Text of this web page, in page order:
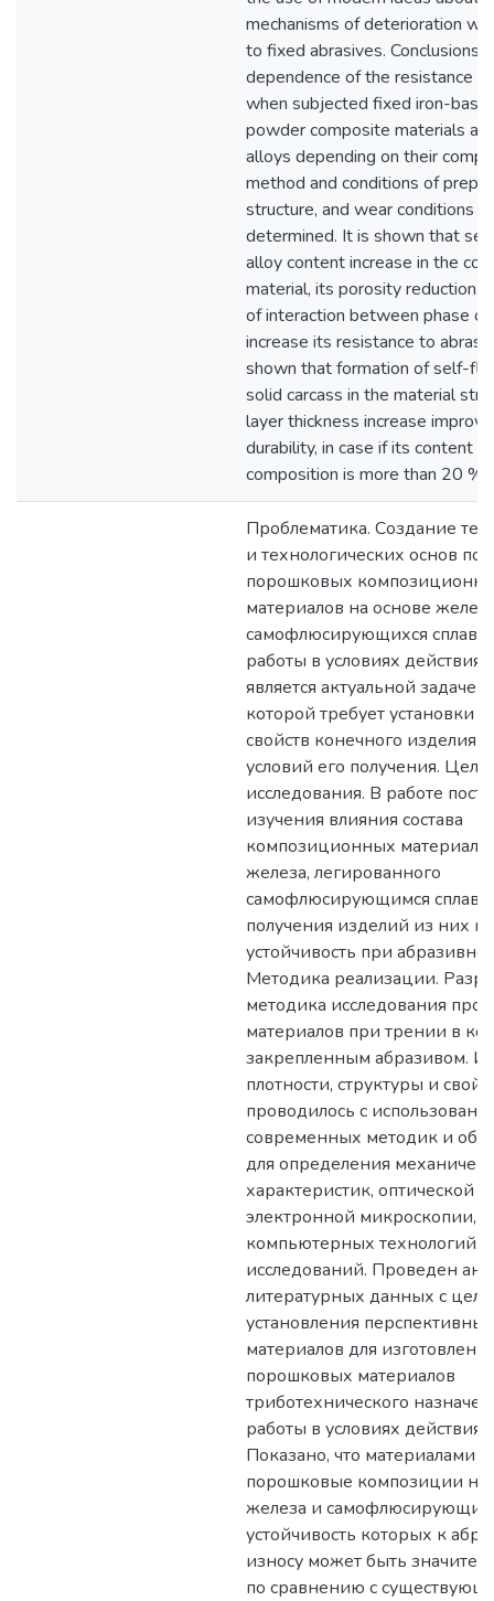
mechanisms of deterioration
to fixed abrasives. Conclusions.
dependence of the resistance
when subjected fixed iron-
powder composite materials
alloys depending on their
method and conditions of
structure, and wear conditions
determined. It is shown that
alloy content increase in the
material, its porosity reduction,
of interaction between phase
increase its resistance to
shown that formation of self-
solid carcass in the material
layer thickness increase
durability, in case if its content
composition is more than 20 %.
Проблематика. Создание
и технологических основ
порошковых
материалов на основе
самофлюсирующихся
работы в условиях действия
является актуальной
которой требует установки
свойств конечного изделия
условий его получения. Цель
исследования. В работе
изучения влияния состава
композиционных
железа, легированного
самофлюсирующимся
получения изделий из них
устойчивость при
Методика реализации.
методика исследования
материалов при трении в
закрепленным абразивом.
плотности, структуры и
проводилось с
современных методик и
для определения
характеристик, оптической и
электронной микроскопии,
компьютерных технологий.
исследований. Проведен
литературных данных с
установления перспективных
материалов для
порошковых материалов
триботехнического
работы в условиях действия
Показано, что материалами
порошковые композиции на
железа и
устойчивость которых к
износу может быть
по сравнению с